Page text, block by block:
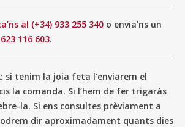
al (+34) 933 255 340 o envia’ns un
116 603.
si tenim la joia feta l’enviarem el
la comanda. Si l’hem de fer trigaràs
la. Si ens consultes prèviament a
dir aproximadament quants dies